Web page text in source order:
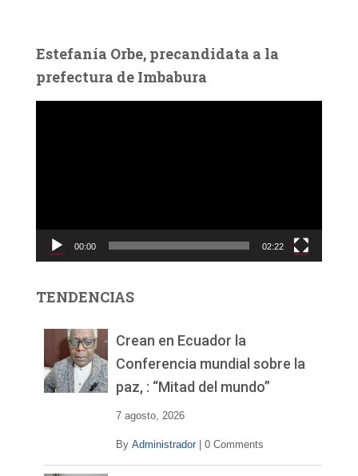
Estefanía Orbe, precandidata a la
prefectura de Imbabura
c
d
00:00 02:22
TENDENCIAS
Crean en Ecuador la
Conferencia mundial sobre la
paz, : “Mitad del mundo”
7 agosto, 2026
By Administrador 0 Comments